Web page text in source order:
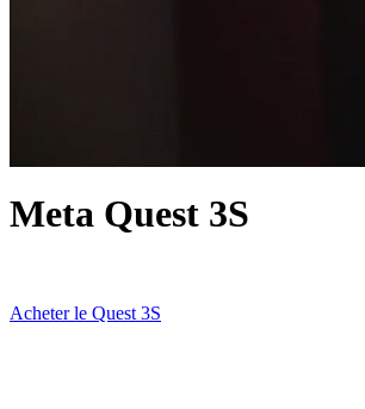
Meta Quest 3S
Acheter le Quest 3S